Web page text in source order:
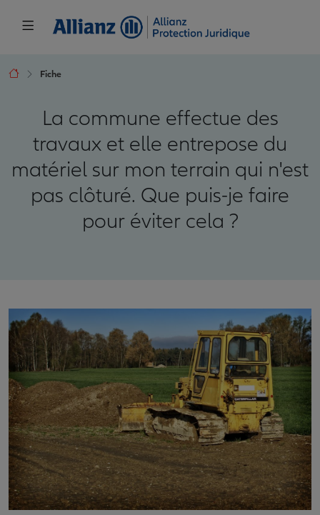
Fiche
La commune effectue des
travaux et elle entrepose du
matériel sur mon terrain qui n'est
pas clôturé. Que puis-je faire
pour éviter cela ?